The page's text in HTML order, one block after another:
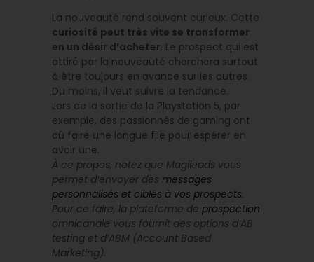
La nouveauté rend souvent curieux. Cette
curiosité peut très vite se transformer
en un désir d’acheter. Le prospect qui est
attiré par la nouveauté cherchera surtout
à être toujours en avance sur les autres.
Du moins, il veut suivre la tendance.
Lors de la sortie de la Playstation 5, par
exemple, des passionnés de gaming ont
dû faire une longue file pour espérer en
avoir une.
À ce propos, notez que Magileads vous
permet d’envoyer des messages
personnalisés et ciblés à vos prospects.
Pour ce faire, la plateforme de prospection
omnicanale vous fournit des options d’AB
testing et d’ABM (Account Based
Marketing).